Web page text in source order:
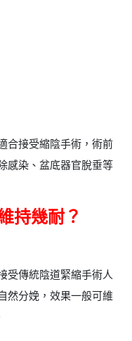
合接受縮陰手術，術前
感染、盆底器官脫垂等
持幾耐？
受傳統陰道緊縮手術人
然分娩，效果一般可維